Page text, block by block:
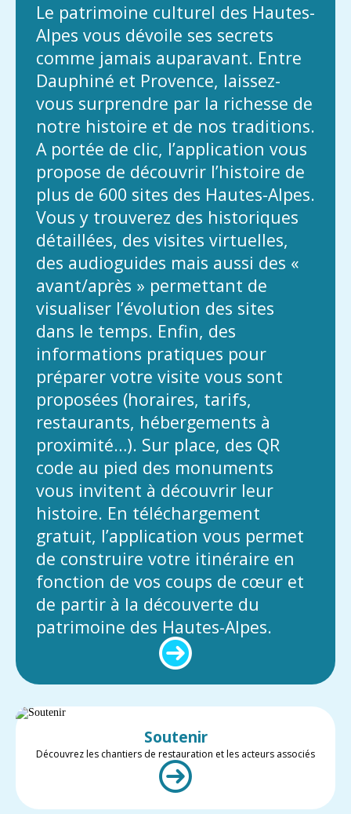
Le patrimoine culturel des Hautes-
Alpes vous dévoile ses secrets
comme jamais auparavant. Entre
Dauphiné et Provence, laissez-
vous surprendre par la richesse de
notre histoire et de nos traditions.
A portée de clic, l’application vous
propose de découvrir l’histoire de
plus de 600 sites des Hautes-Alpes.
Vous y trouverez des historiques
détaillées, des visites virtuelles,
des audioguides mais aussi des «
avant/après » permettant de
visualiser l’évolution des sites
dans le temps. Enfin, des
informations pratiques pour
préparer votre visite vous sont
proposées (horaires, tarifs,
restaurants, hébergements à
proximité…). Sur place, des QR
code au pied des monuments
vous invitent à découvrir leur
histoire. En téléchargement
gratuit, l’application vous permet
de construire votre itinéraire en
fonction de vos coups de cœur et
de partir à la découverte du
patrimoine des Hautes-Alpes.
Soutenir
Découvrez les chantiers de restauration et les acteurs associés